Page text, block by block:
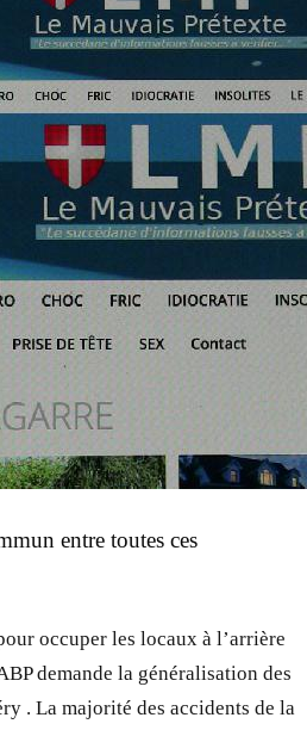
entre toutes ces
occuper les locaux à l’arrière
demande la généralisation des
. La majorité des accidents de la